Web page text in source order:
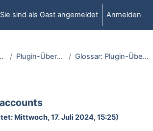
umschalten
Sie sind als Gast angemeldet Anmelden
Plugins Plugin-Übersicht Glossar: Plugin-Übersicht
Mittwoch, 17. Juli 2024, 15:25)